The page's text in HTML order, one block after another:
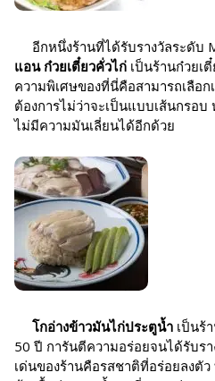
อีกหนึ่งร้านที่ได้รับรางวัลระดับ
แอน ก๋วยเตี๋ยวคั่วไก่ เป็นร้านก๋วยเ
ความพิเศษของที่นี่คือสามารถเลือ
ต้องการไม่ว่าจะเป็นแบบเส้นกรอ
ไม่มีความมันเลี่ยนได้อีกด้วย
โกอ่างข้าวมันไก่ประตูน้ำ เป็นร้
50 ปี การันตีความอร่อยจนได้รับร
เด่นของร้านคือรสชาติที่อร่อยลงตั